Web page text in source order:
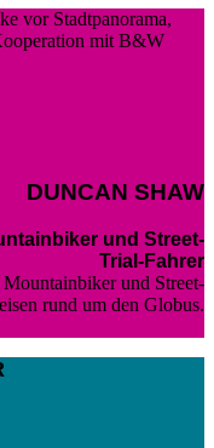
DUNCAN SHAW
und Street-
Trial-Fahrer
und Street-
rund um den Globus.